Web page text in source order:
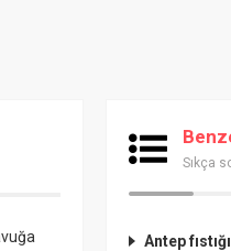
Sıkça
Antep